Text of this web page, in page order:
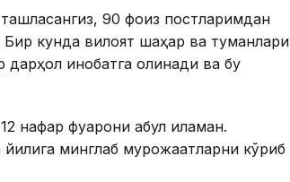
90 фоиз постларимдан
кунда вилоят шаҳар ва туманлари
дарҳол инобатга олинади ва бу
фуқарони қабул қиламан.
минглаб мурожаатларни кўриб